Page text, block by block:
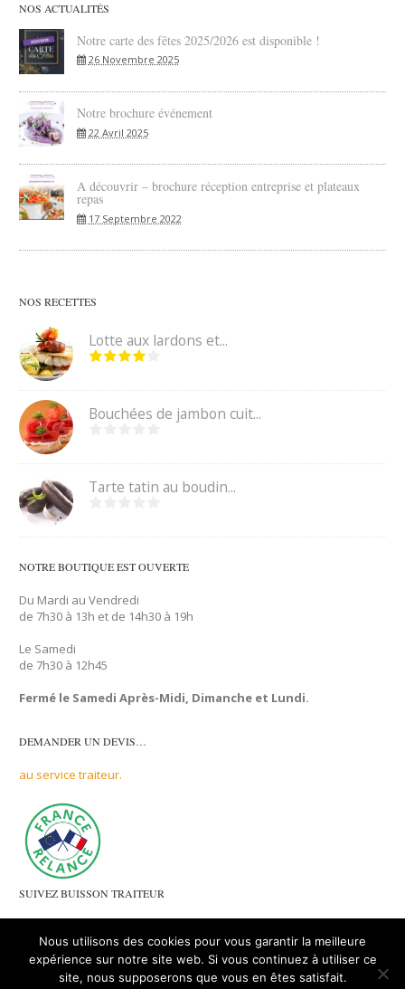
NOS ACTUALITÉS
Notre carte des fêtes 2025/2026 est disponible !
26 Novembre 2025
Notre brochure événement
22 Avril 2025
A découvrir – brochure réception entreprise et plateaux
repas
17 Septembre 2022
NOS RECETTES
Lotte aux lardons et...
Bouchées de jambon cuit...
Tarte tatin au boudin...
NOTRE BOUTIQUE EST OUVERTE
Du Mardi au Vendredi
de 7h30 à 13h et de 14h30 à 19h
Le Samedi
de 7h30 à 12h45
Fermé le Samedi Après-Midi, Dimanche et Lundi.
DEMANDER UN DEVIS…
au service traiteur.
SUIVEZ BUISSON TRAITEUR
Nous utilisons des cookies pour vous garantir la meilleure
expérience sur notre site web. Si vous continuez à utiliser ce
site, nous supposerons que vous en êtes satisfait.